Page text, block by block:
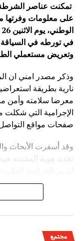
تمكنت عناصر الشرطة
على معلومات وفرتها
في تورطه في السياقة
وتعريض مستعملي
وذكر مصدر امني ان
نارية بطريقة
معرضا سلامته وأمن
الإجرامية التي
صفحات مواقع
وقد أسفرت الأبحاث
تحديد هوية المشتبه
عليه النيابة
وملابسات وخلفيات
مجتمع